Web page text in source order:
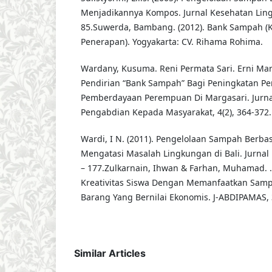
Menjadikannya Kompos. Jurnal Kesehatan
85.Suwerda, Bambang. (2012). Bank Sampah
Penerapan). Yogyakarta: CV. Rihama Rohima.
Wardany, Kusuma. Reni Permata Sari. Erni
Pendirian “Bank Sampah” Bagi Peningkatan
Pemberdayaan Perempuan Di Margasari.
Pengabdian Kepada Masyarakat, 4(2), 364-372.
Wardi, I N. (2011). Pengelolaan Sampah
Mengatasi Masalah Lingkungan di Bali. Jurnal
– 177.Zulkarnain, Ihwan & Farhan, Muhamad.
Kreativitas Siswa Dengan Memanfaatkan
Barang Yang Bernilai Ekonomis. J-ABDIPAMAS,
Similar Articles